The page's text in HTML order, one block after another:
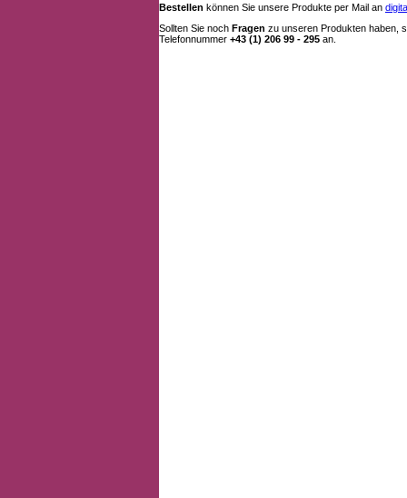
Bestellen können Sie unsere Produkte per Mail an
Sollten Sie noch Fragen zu unseren Produkten haben,
Telefonnummer +43 (1) 206 99 - 295 an.